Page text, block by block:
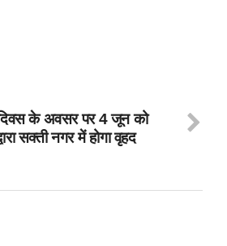
के अवसर पर 4 जून को
सक्ती नगर में होगा वृहद